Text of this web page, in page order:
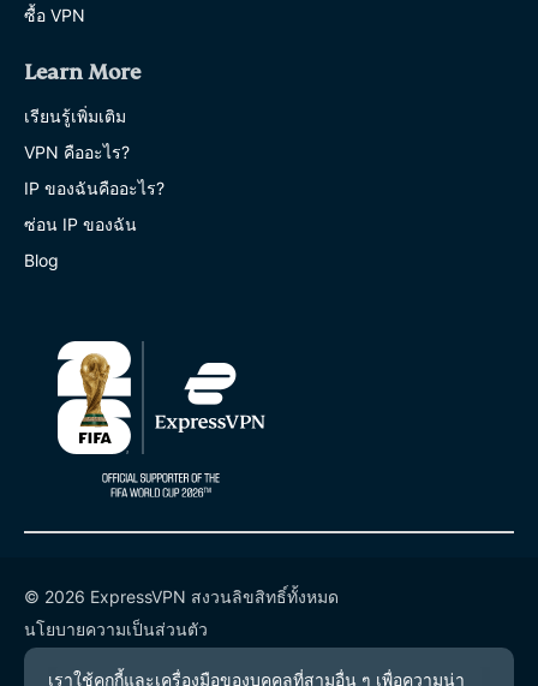
ซื้อ VPN
Learn More
เรียนรู้เพิ่มเติม
VPN คืออะไร?
IP ของฉันคืออะไร?
ซ่อน IP ของฉัน
Blog
© 2026 ExpressVPN สงวนลิขสิทธิ์ทั้งหมด
นโยบายความเป็นส่วนตัว
เงื่อนไขการให้บริการ